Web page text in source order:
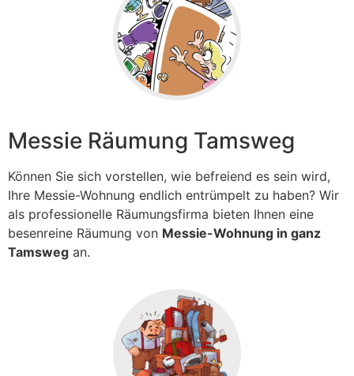
Messie Räumung Tamsweg
Können Sie sich vorstellen, wie befreiend es sein wird,
Ihre Messie-Wohnung endlich entrümpelt zu haben? Wir
als professionelle Räumungsfirma bieten Ihnen eine
besenreine Räumung von Messie-Wohnung in ganz
Tamsweg an.